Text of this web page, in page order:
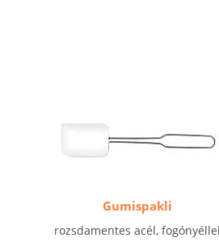
Gumispakli
rozsdamentes acél, fogónyéllel